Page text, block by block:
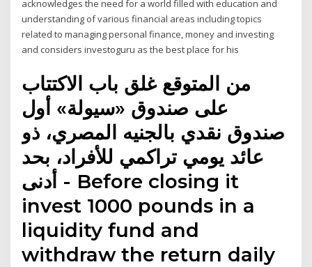
acknowledges the need for a world filled with education and
understanding of various financial areas including topics
related to managing personal finance, money and investing
and considers investoguru as the best place for his
من المتوقع غلق باب الاكتتاب
على صندوق «سيولة» أول
صندوق نقدي بالجنيه المصري، ذو
عائد يومي تراكمي للأفراد، بحد
أدنى - Before closing it
invest 1000 pounds in a
liquidity fund and
withdraw the return daily